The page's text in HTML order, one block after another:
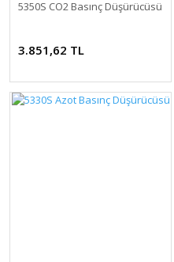
5350S CO2 Basınç Düşürücüsü
3.851,62 TL